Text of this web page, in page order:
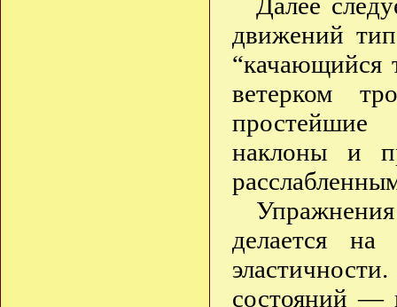
движений
“качающийся
ветерком
простейшие
наклоны и
делается на
состояний —